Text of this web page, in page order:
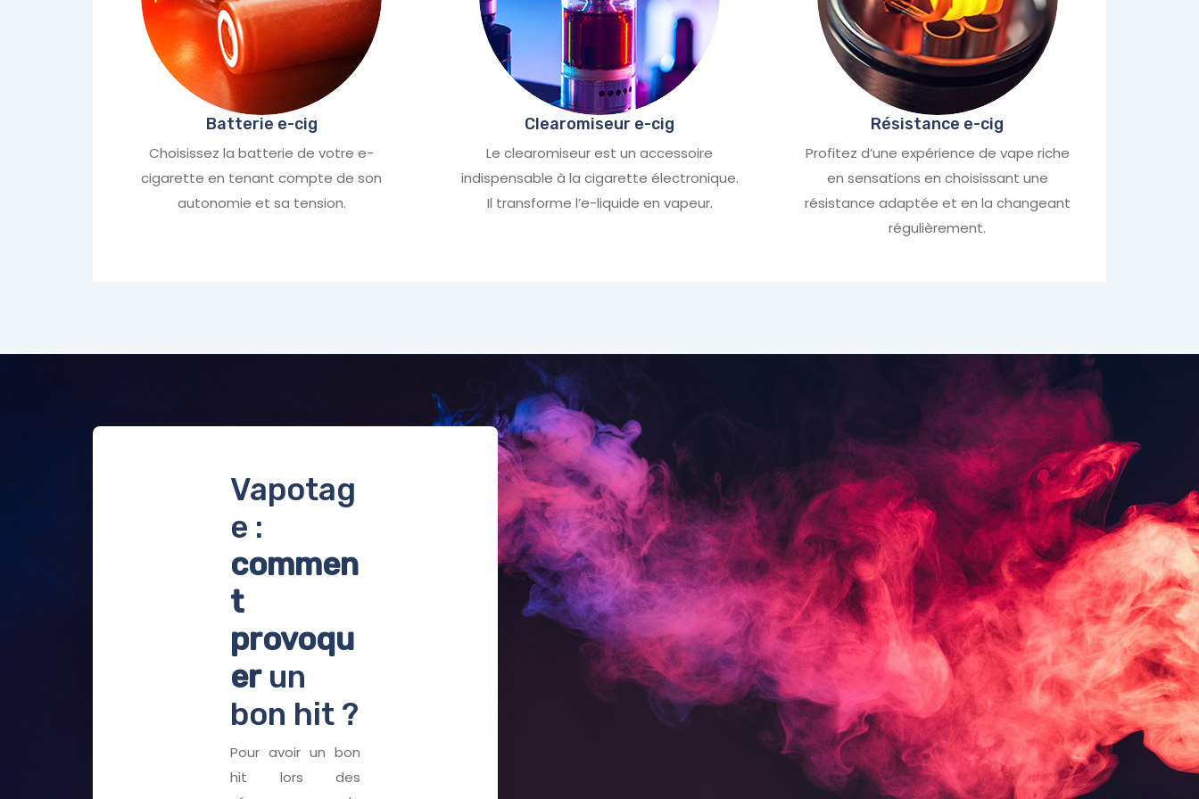
Batterie e-cig
Choisissez la batterie de votre e-
cigarette en tenant compte de son
autonomie et sa tension.
Clearomiseur e-cig
Le clearomiseur est un accessoire
indispensable à la cigarette électronique.
Il transforme l’e-liquide en vapeur.
Résistance e-cig
Profitez d’une expérience de vape riche
en sensations en choisissant une
résistance adaptée et en la changeant
régulièrement.
Vapotag
e :
commen
t
provoqu
erun
bon hit ?
Pour avoir un bon
hit lors des